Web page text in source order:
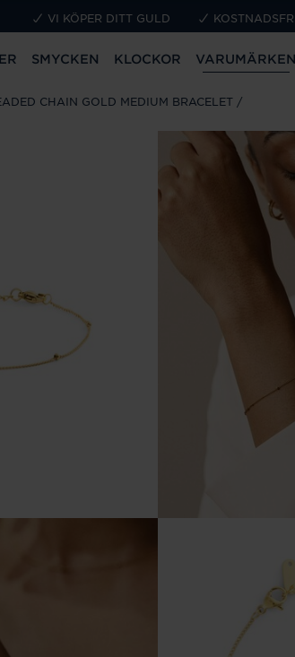
VI KÖPER DITT GULD
SMYCKEN KLOCKOR VARUMÄRKEN
CHAIN GOLD MEDIUM BRACELET